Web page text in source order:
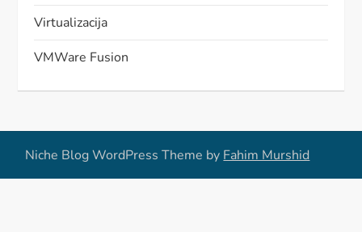
Virtualizacija
VMWare Fusion
Niche Blog WordPress Theme by Fahim Murshid